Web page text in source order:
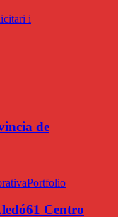
i
de
Portfolio
Centro